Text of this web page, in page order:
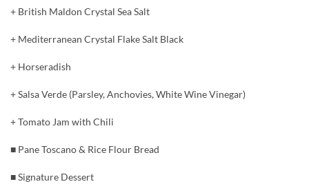
+ British Maldon Crystal Sea Salt
+ Mediterranean Crystal Flake Salt Black
+ Horseradish
+ Salsa Verde (Parsley, Anchovies, White Wine Vinegar)
+ Tomato Jam with Chili
■ Pane Toscano & Rice Flour Bread
■ Signature Dessert